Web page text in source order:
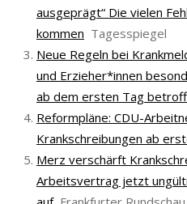
ausgeprägt“ Die vielen
kommen Tagesspiegel
Neue Regeln bei
und Erzieher*innen
ab dem ersten Tag
Reformpläne: CDU-
Krankschreibungen ab
Merz verschärft
Arbeitsvertrag jetzt